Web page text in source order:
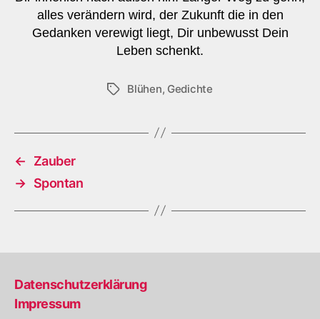
alles verändern wird, der Zukunft die in den
Gedanken verewigt liegt, Dir unbewusst Dein
Leben schenkt.
Schlagwörter
Blühen, Gedichte
←
Zauber
→ Spontan
Datenschutzerklärung
Impressum